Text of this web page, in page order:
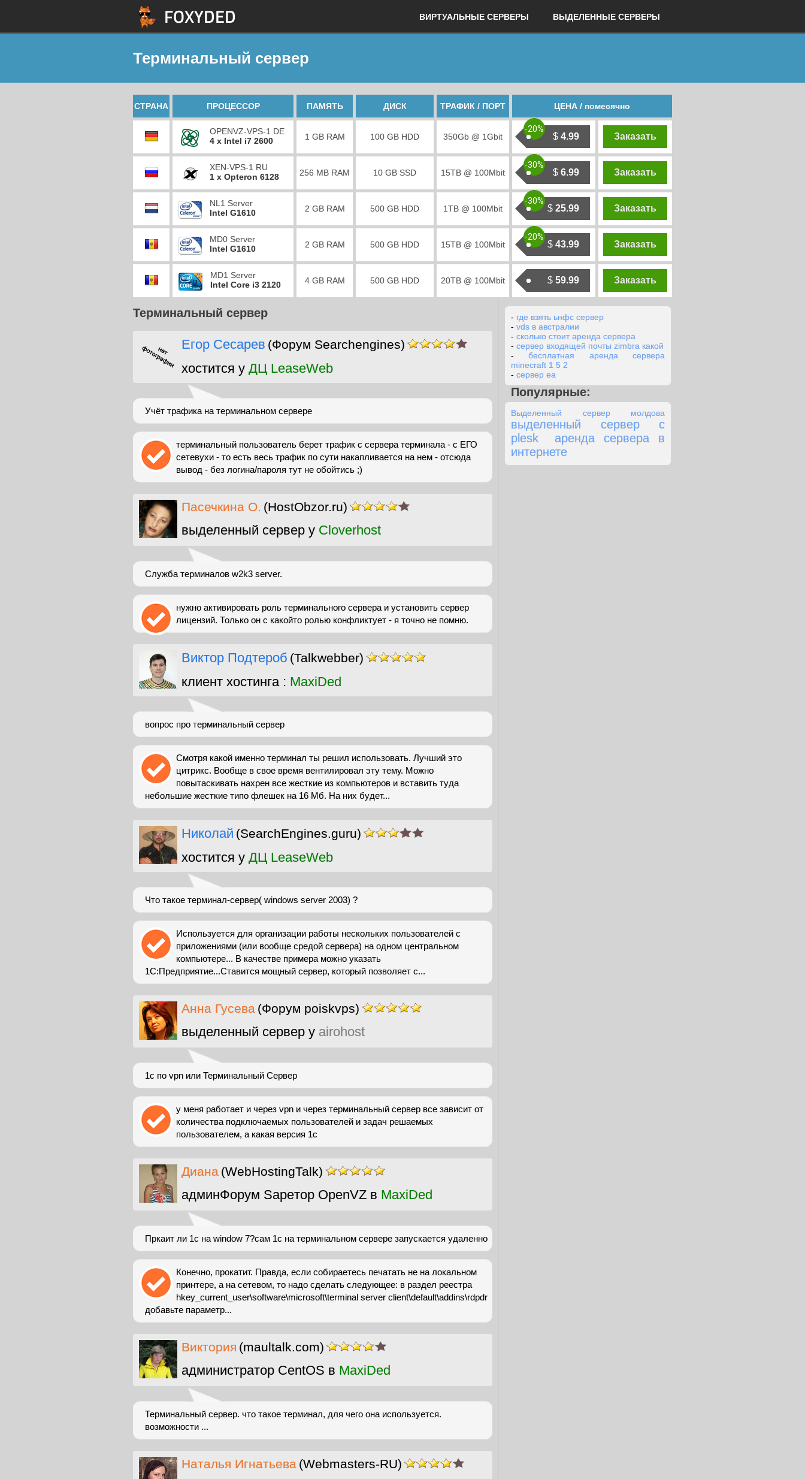
ВИРТУАЛЬНЫЕ СЕРВЕРЫ ВЫДЕЛЕННЫЕ СЕРВЕРЫ
Терминальный сервер
СТРАНА ПРОЦЕССОР ПАМЯТЬ ДИСК ТРАФИК / ПОРТ ЦЕНА / помесячно
OPENVZ-VPS-1 DE
4 x Intel i7 2600
1 GB RAM 100 GB HDD 350Gb @ 1Gbit $ 4.99
-20%
Заказать
XEN-VPS-1 RU
1 x Opteron 6128
256 MB RAM 10 GB SSD 15TB @ 100Mbit $ 6.99
-30%
Заказать
NL1 Server
Intel G1610
2 GB RAM 500 GB HDD 1TB @ 100Mbit $ 25.99
-30%
Заказать
MD0 Server
Intel G1610
2 GB RAM 500 GB HDD 15TB @ 100Mbit $ 43.99
-20%
Заказать
MD1 Server
Intel Core i3 2120
4 GB RAM 500 GB HDD 20TB @ 100Mbit $ 59.99 Заказать
Терминальный сервер
Егор Сесарев (Форум Searchengines)
хостится у ДЦ LeaseWeb
Учёт трафика на терминальном сервере
терминальный пользователь берет трафик с сервера терминала - с ЕГО
сетевухи - то есть весь трафик по сути накапливается на нем - отсюда
вывод - без логина/пароля тут не обойтись ;)
Пасечкина О. (HostObzor.ru)
выделенный сервер у Cloverhost
Служба терминалов w2k3 server.
нужно активировать роль терминального сервера и установить сервер
лицензий. Только он с какойто ролью конфликтует - я точно не помню.
Виктор Подтероб (Talkwebber)
клиент хостинга : MaxiDed
вопрос про терминальный сервер
Смотря какой именно терминал ты решил использовать. Лучший это
цитрикс. Вообще в свое время вентилировал эту тему. Можно
повытаскивать нахрен все жесткие из компьютеров и вставить туда
небольшие жесткие типо флешек на 16 Мб. На них будет...
Николай (SearchEngines.guru)
хостится у ДЦ LeaseWeb
Что такое терминал-сервер( windows server 2003) ?
Используется для организации работы нескольких пользователей с
приложениями (или вообще средой сервера) на одном центральном
компьютере... В качестве примера можно указать
1С:Предприятие...Ставится мощный сервер, который позволяет с...
Анна Гусева (Форум poiskvps)
выделенный сервер у airohost
1с по vpn или Терминальный Сервер
у меня работает и через vpn и через терминальный сервер все зависит от
количества подключаемых пользователей и задач решаемых
пользователем, а какая версия 1с
Диана (WebHostingTalk)
админФорум Sapeтор OpenVZ в MaxiDed
Пркаит ли 1с на window 7?сам 1c на терминальном сервере запускается удаленно
Конечно, прокатит. Правда, если собираетесь печатать не на локальном
принтере, а на сетевом, то надо сделать следующее: в раздел реестра
hkey_current_user\software\microsoft\terminal server client\default\addins\rdpdr
добавьте параметр...
Виктория (maultalk.com)
администратор CentOS в MaxiDed
Терминальный сервер. что такое терминал, для чего она используется.
возможности ...
Наталья Игнатьева (Webmasters-RU)
- где взять ьнфс сервер
- vds в австралии
- сколько стоит аренда сервера
- сервер входящей почты zimbra какой
-бесплатная аренда сервера
minecraft 1 5 2
- сервер еа
Популярные:
Выделенный сервер молдова
выделенный сервер с
plesk
аренда сервера в
интернете